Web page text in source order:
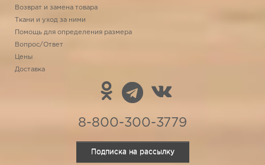
Возврат и замена товара
Ткани и уход за ними
Помощь для определения размера
Вопрос/Ответ
Цены
Доставка
8-800-300-3779
Подписка на рассылку